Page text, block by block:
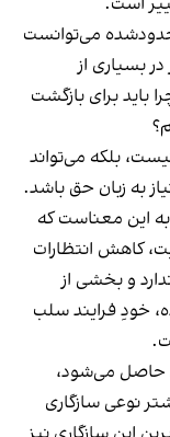
می‌توانست
بسیاری از
برای بازگشت
بلکه می‌تواند
به زبان حق باشد.
این معناست که
کاهش انتظارات
و بخشی از
خودِ فرایند سلب
حاصل می‌شود،
نوعی سازگاری